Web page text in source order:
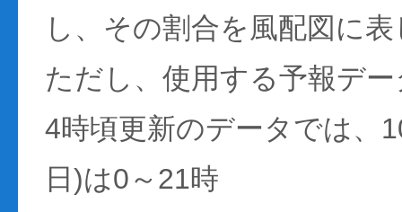
し、その割合を風配図に
ただし、使用する予報デ
4時頃更新のデータでは、
日)は0～21時